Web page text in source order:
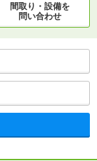
間取り・設備を
問い合わせ